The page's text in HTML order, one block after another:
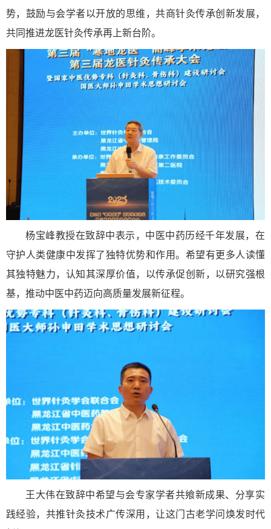
势，鼓励与会学者以开放的思维，共商针灸传承创新发展，
共同推进龙医针灸传承再上新台阶。
杨宝峰教授在致辞中表示，中医中药历经千年发展，在
守护人类健康中发挥了独特优势和作用。希望有更多人读懂
其独特魅力，认知其深厚价值，以传承促创新，以研究强根
基，推动中医中药迈向高质量发展新征程。
王大伟在致辞中希望与会专家学者共飨新成果、分享实
践经验，共推针灸技术广传深用，让这门古老学问焕发时代